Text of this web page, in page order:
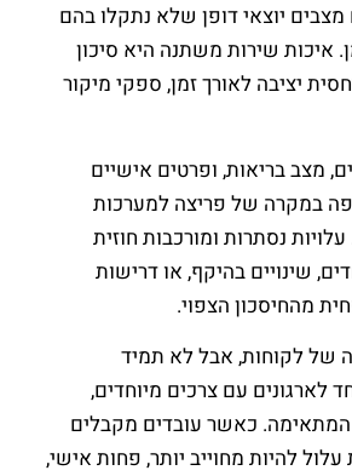
יוצאי דופן שלא נתקלו בהם
איכות שירות משתנה היא סיכון
יציבה לאורך זמן, ספקי מיקור
מצב בריאות, ופרטים אישיים
במקרה של פריצה למערכות
נסתרות ומורכבות חוזית
שינויים בהיקף, או דרישות
מהחיסכון הצפוי.
של לקוחות, אבל לא תמיד
לארגונים עם צרכים מיוחדים,
המתאימה. כאשר עובדים מקבלים
להיות מחוייב יותר, פחות אישי,